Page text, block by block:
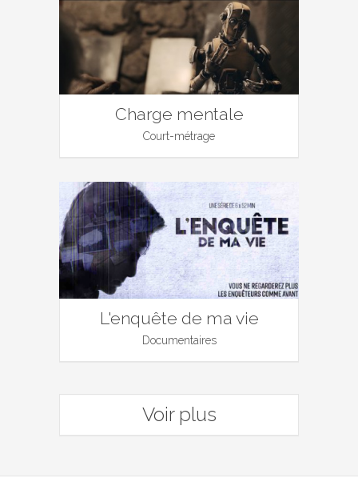
Charge mentale
Court-métrage
L'enquête de ma vie
Documentaires
Voir plus